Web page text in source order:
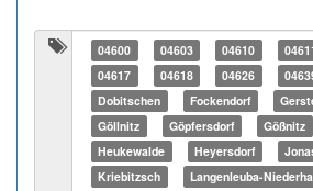
04600 04603 04610
04617
04618 04626
Dobitschen
Fockendorf
Göllnitz
Göpfersdorf Gößnitz
Heukewalde
Heyersdorf
Kriebitzsch
Langenleuba-